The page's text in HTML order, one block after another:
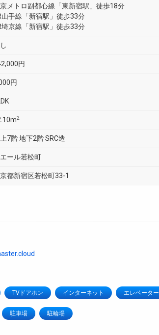
メトロ副都心線「東新宿駅」徒歩18分
山手線「新宿駅」徒歩33分
埼京線「新宿駅」徒歩33分
円
円
2
7階 地下2階 SRC造
エール若松町
都新宿区若松町33-1
TVドアホン インターネット エレベーター
駐車場 駐輪場